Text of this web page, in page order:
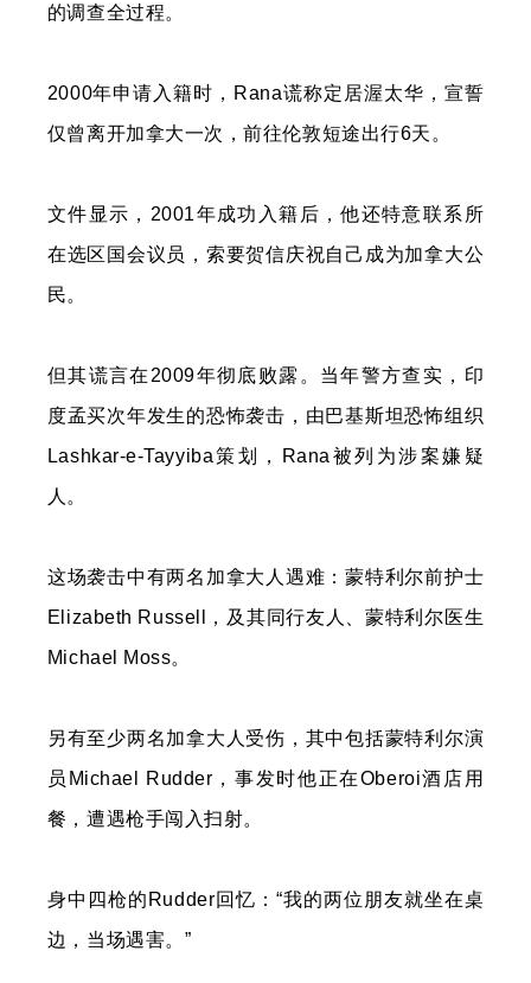
的调查全过程。
2000年申请入籍时，Rana谎称定居渥太华，宣誓
仅曾离开加拿大一次，前往伦敦短途出行6天。
文件显示，2001年成功入籍后，他还特意联系所
在选区国会议员，索要贺信庆祝自己成为加拿大公
民。
但其谎言在2009年彻底败露。当年警方查实，印
度孟买次年发生的恐怖袭击，由巴基斯坦恐怖组织
Lashkar-e-Tayyiba策划，Rana被列为涉案嫌疑
人。
这场袭击中有两名加拿大人遇难：蒙特利尔前护士
Elizabeth Russell，及其同行友人、蒙特利尔医生
Michael Moss。
另有至少两名加拿大人受伤，其中包括蒙特利尔演
员Michael Rudder，事发时他正在Oberoi酒店用
餐，遭遇枪手闯入扫射。
身中四枪的Rudder回忆：“我的两位朋友就坐在桌
边，当场遇害。”